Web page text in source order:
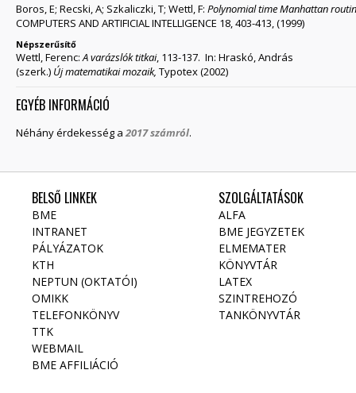
Boros, E; Recski, A; Szkaliczki, T; Wettl, F: Polynomial time Manhattan
COMPUTERS AND ARTIFICIAL INTELLIGENCE 18, 403-413, (1999)
Népszerűsítő
Wettl, Ferenc:A varázslók titkai, 113-137. In: Hraskó, András
(szerk.) Új matematikai mozaik, Typotex (2002)
EGYÉB INFORMÁCIÓ
Néhány érdekesség a2017 számról.
BELSŐ LINKEK
BME
INTRANET
PÁLYÁZATOK
KTH
NEPTUN (OKTATÓI)
OMIKK
TELEFONKÖNYV
TTK
WEBMAIL
BME AFFILIÁCIÓ
SZOLGÁLTATÁSOK
ALFA
BME JEGYZETEK
ELMEMATER
KÖNYVTÁR
LATEX
SZINTREHOZÓ
TANKÖNYVTÁR